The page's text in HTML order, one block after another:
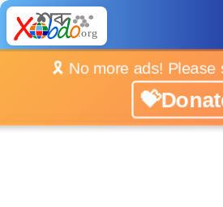
🎗️ No more ads! Please